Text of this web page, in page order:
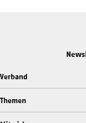
Verband
Themen